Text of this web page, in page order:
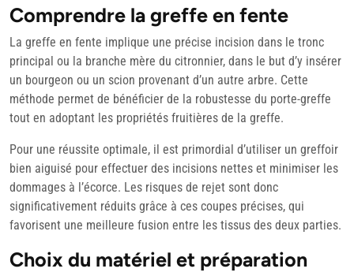
Comprendre la greffe en fente
La greffe en fente implique une précise incision dans le tronc
principal ou la branche mère du citronnier, dans le but d’y insérer
un bourgeon ou un scion provenant d’un autre arbre. Cette
méthode permet de bénéficier de la robustesse du porte-greffe
tout en adoptant les propriétés fruitières de la greffe.
Pour une réussite optimale, il est primordial d’utiliser un greffoir
bien aiguisé pour effectuer des incisions nettes et minimiser les
dommages à l’écorce. Les risques de rejet sont donc
significativement réduits grâce à ces coupes précises, qui
favorisent une meilleure fusion entre les tissus des deux parties.
Choix du matériel et préparation